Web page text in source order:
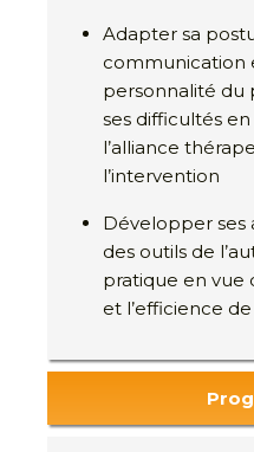
Adapter sa
communication
personnalité du
ses difficultés
l’alliance
l’intervention
Développer ses
des outils de
pratique en vue
et l’efficience